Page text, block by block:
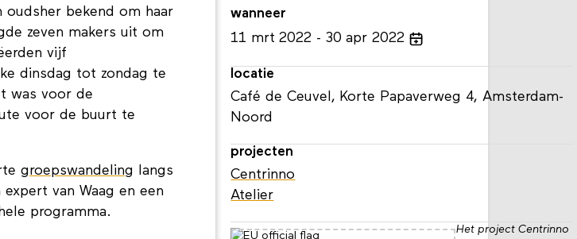
bekend om haar
zeven makers uit om
vijf
dinsdag tot zondag te
was voor de
voor de buurt te
groepswandeling langs
van Waag en een
programma.
wanneer
11 mrt 2022 30 apr 2022
locatie
Café de Ceuvel, Korte Papaverweg 4, Amsterdam-
Noord
projecten
Centrinno
Atelier
Het project Centrinno